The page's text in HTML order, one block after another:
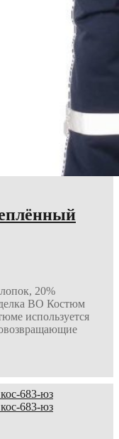
20%
ВО Костюм
используется